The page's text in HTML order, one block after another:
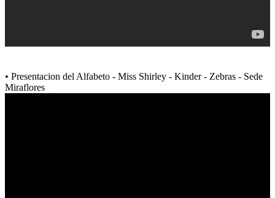
• Presentacion del Alfabeto - Miss Shirley - Kinder - Zebras - Sede
Miraflores